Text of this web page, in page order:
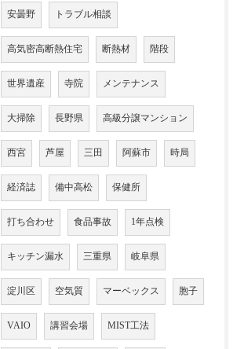
安曇野 トラブル相談
高気密高断熱住宅 断熱材 階段
世界遺産 寺院 メンテナンス
大掃除 長野県 高級分譲マンション
西宮 芦屋 三田 阿蘇市 時局
経済誌 備中高松 保健所
打ち合わせ 食品事故 1年点検
キッチン漏水 三重県 岐阜県
淀川区 空気質 マーベックス 胞子
VAIO 講習会場 MIST工法